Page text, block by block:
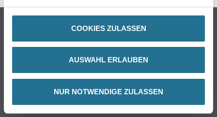
COOKIES ZULASSEN
AUSWAHL ERLAUBEN
NUR NOTWENDIGE ZULASSEN
Farbe
Putze- und Spachtelmassen